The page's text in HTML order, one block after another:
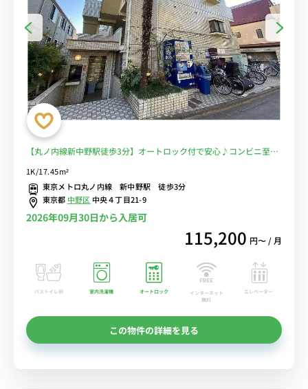
【丸ノ内線新中野駅徒歩3分】オートロック付で安心♪コンビニ至近
1K/17.45m²
東京メトロ丸ノ内線 新中野駅 徒歩3分
東京都 中野区 中央４丁目21-9
2026年09月30日から入居可
115,200 円〜 / 月
バストイレ別 室内洗濯機 オートロック
インターネット
無料
エレベーター
この物件の詳細を見る